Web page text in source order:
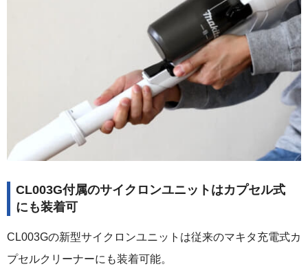
CL003G付属のサイクロンユニットはカプセル式
にも装着可
CL003Gの新型サイクロンユニットは従来のマキタ充電式カ
プセルクリーナーにも装着可能。